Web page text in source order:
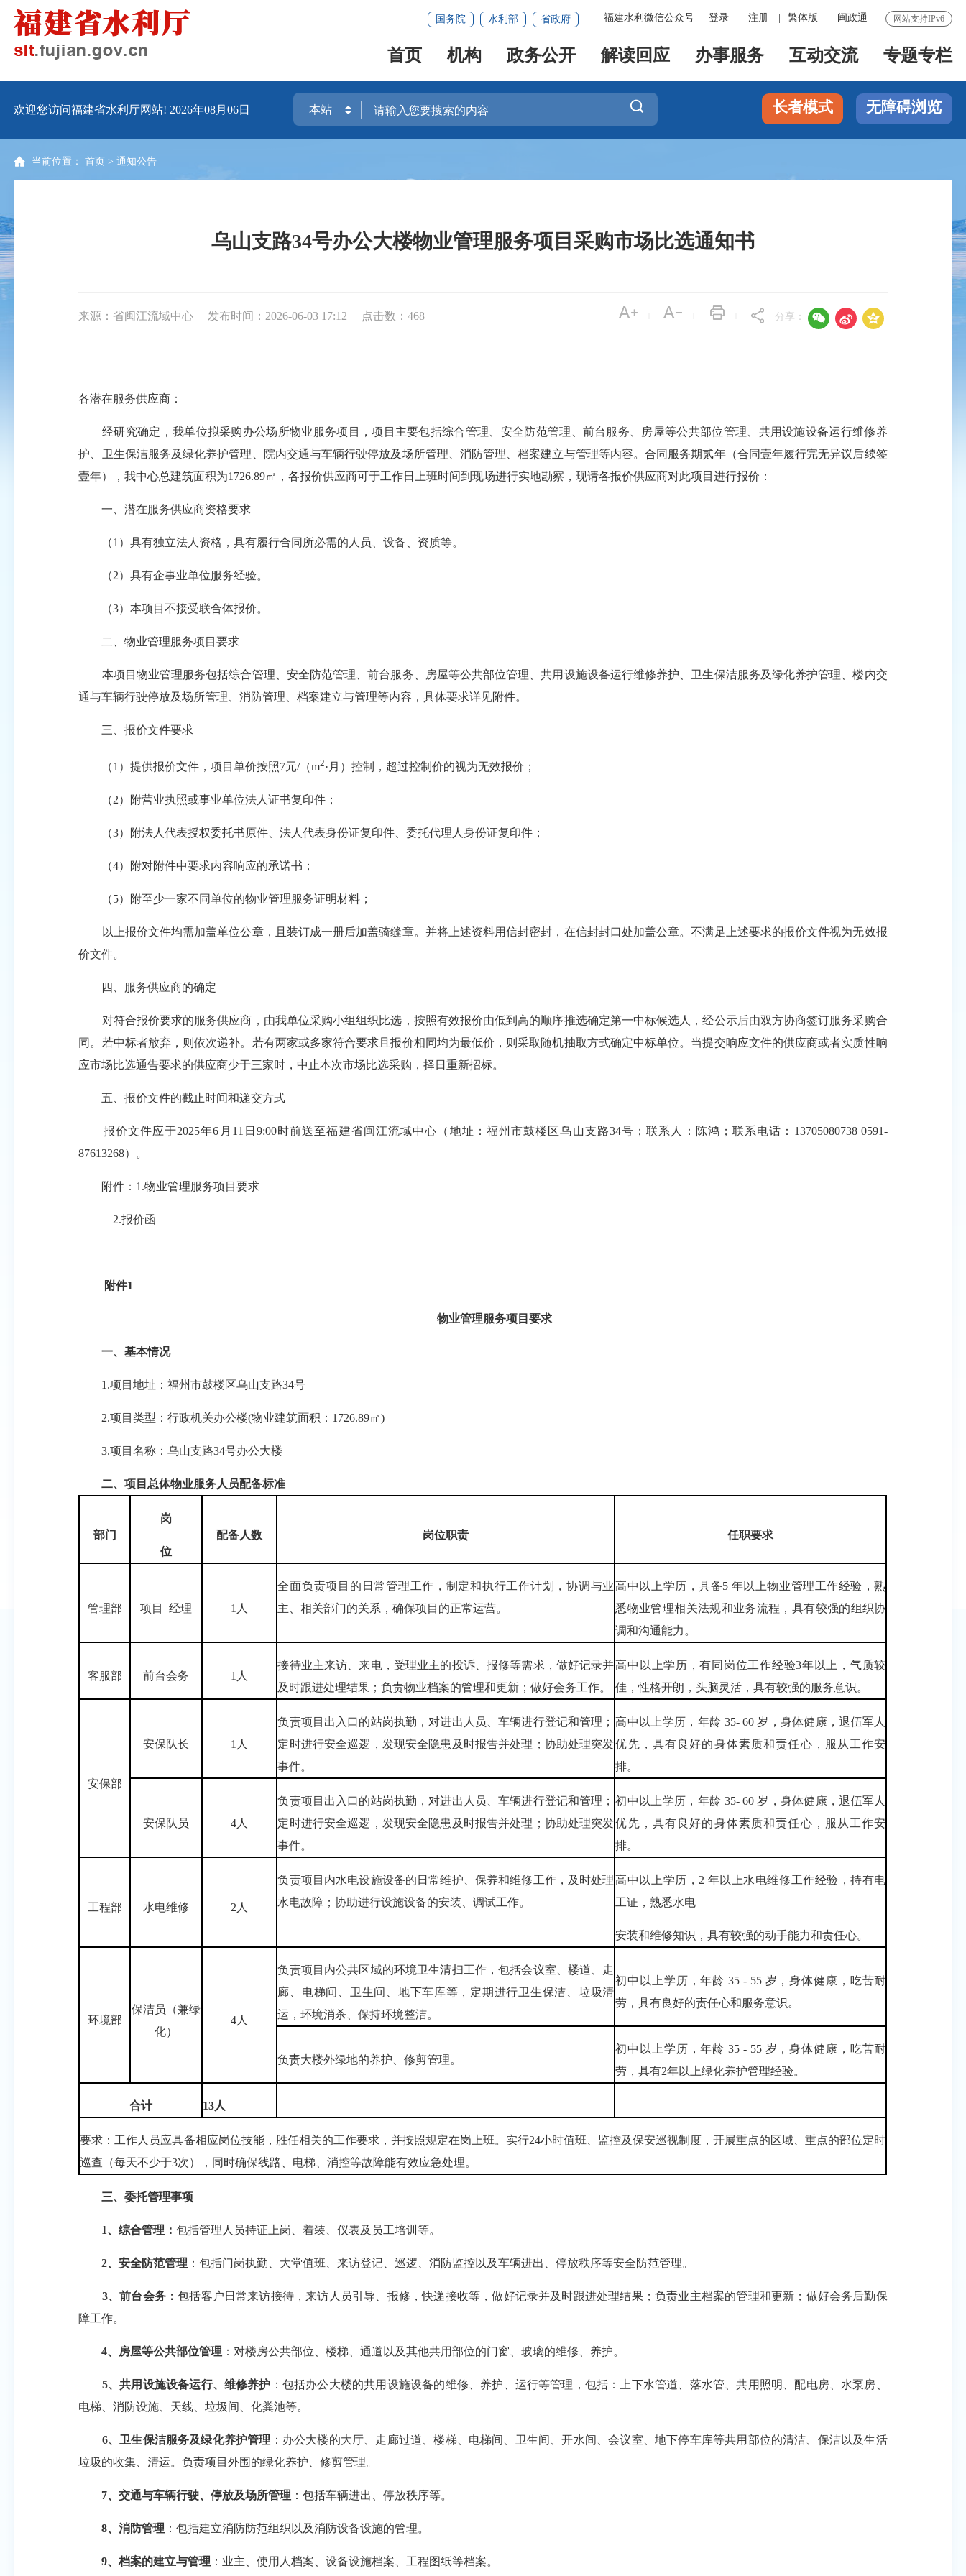
网站支持IPv6
福建水利微信公众号 登录 注册 繁体版 闽政通
国务院 水利部 省政府
首页 机构 政务公开 解读回应 办事服务 互动交流 专题专栏
欢迎您访问福建省水利厅网站! 2026年08月06日  长者模式 无障碍浏览
当前位置： 首页 >通知公告
乌山支路34号办公大楼物业管理服务项目采购市场比选通知书
来源：省闽江流域中心 发布时间：2026-06-03 17:12 点击数：468 分享：   
各潜在服务供应商：
经研究确定，我单位拟采购办公场所物业服务项目，项目主要包括综合管理、安全防范管理、前台服务、房屋等公共部位管理、共用设施设备运行维修养
护、卫生保洁服务及绿化养护管理、院内交通与车辆行驶停放及场所管理、消防管理、档案建立与管理等内容。合同服务期贰年（合同壹年履行完无异议后续签
壹年），我中心总建筑面积为1726.89㎡，各报价供应商可于工作日上班时间到现场进行实地勘察，现请各报价供应商对此项目进行报价：
一、潜在服务供应商资格要求
（1）具有独立法人资格，具有履行合同所必需的人员、设备、资质等。
（2）具有企事业单位服务经验。
（3）本项目不接受联合体报价。
二、物业管理服务项目要求
本项目物业管理服务包括综合管理、安全防范管理、前台服务、房屋等公共部位管理、共用设施设备运行维修养护、卫生保洁服务及绿化养护管理、楼内交
通与车辆行驶停放及场所管理、消防管理、档案建立与管理等内容，具体要求详见附件。
三、报价文件要求
（1）提供报价文件，项目单价按照7元/（m2·月）控制，超过控制价的视为无效报价；
（2）附营业执照或事业单位法人证书复印件；
（3）附法人代表授权委托书原件、法人代表身份证复印件、委托代理人身份证复印件；
（4）附对附件中要求内容响应的承诺书；
（5）附至少一家不同单位的物业管理服务证明材料；
以上报价文件均需加盖单位公章，且装订成一册后加盖骑缝章。并将上述资料用信封密封，在信封封口处加盖公章。不满足上述要求的报价文件视为无效报
价文件。
四、服务供应商的确定
对符合报价要求的服务供应商，由我单位采购小组组织比选，按照有效报价由低到高的顺序推选确定第一中标候选人，经公示后由双方协商签订服务采购合
同。若中标者放弃，则依次递补。若有两家或多家符合要求且报价相同均为最低价，则采取随机抽取方式确定中标单位。当提交响应文件的供应商或者实质性响
应市场比选通告要求的供应商少于三家时，中止本次市场比选采购，择日重新招标。
五、报价文件的截止时间和递交方式
报价文件应于2025年6月11日9:00时前送至福建省闽江流域中心（地址：福州市鼓楼区乌山支路34号；联系人：陈鸿；联系电话：13705080738 0591-
87613268）。
附件：1.物业管理服务项目要求
2.报价函
附件1
物业管理服务项目要求
一、基本情况
1.项目地址：福州市鼓楼区乌山支路34号
2.项目类型：行政机关办公楼(物业建筑面积：1726.89㎡)
3.项目名称：乌山支路34号办公大楼
二、项目总体物业服务人员配备标准
部门
岗
位
配备人数 岗位职责 任职要求
管理部 项目 经理 1人
全面负责项目的日常管理工作，制定和执行工作计划，协调与业
主、相关部门的关系，确保项目的正常运营。
高中以上学历，具备5 年以上物业管理工作经验，熟
悉物业管理相关法规和业务流程，具有较强的组织协
调和沟通能力。
客服部 前台会务 1人
接待业主来访、来电，受理业主的投诉、报修等需求，做好记录并
及时跟进处理结果；负责物业档案的管理和更新；做好会务工作。
高中以上学历，有同岗位工作经验3年以上，气质较
佳，性格开朗，头脑灵活，具有较强的服务意识。
安保部
安保队长 1人
负责项目出入口的站岗执勤，对进出人员、车辆进行登记和管理；
定时进行安全巡逻，发现安全隐患及时报告并处理；协助处理突发
事件。
高中以上学历，年龄 35- 60 岁，身体健康，退伍军人
优先，具有良好的身体素质和责任心，服从工作安
排。
安保队员 4人
负责项目出入口的站岗执勤，对进出人员、车辆进行登记和管理；
定时进行安全巡逻，发现安全隐患及时报告并处理；协助处理突发
事件。
初中以上学历，年龄 35- 60 岁，身体健康，退伍军人
优先，具有良好的身体素质和责任心，服从工作安
排。
工程部 水电维修 2人
负责项目内水电设施设备的日常维护、保养和维修工作，及时处理
水电故障；协助进行设施设备的安装、调试工作。
高中以上学历，2 年以上水电维修工作经验，持有电
工证，熟悉水电
安装和维修知识，具有较强的动手能力和责任心。
环境部
保洁员（兼绿
化）
4人
负责项目内公共区域的环境卫生清扫工作，包括会议室、楼道、走
廊、电梯间、卫生间、地下车库等，定期进行卫生保洁、垃圾清
运，环境消杀、保持环境整洁。
初中以上学历，年龄 35 - 55 岁，身体健康，吃苦耐
劳，具有良好的责任心和服务意识。
负责大楼外绿地的养护、修剪管理。
初中以上学历，年龄 35 - 55 岁，身体健康，吃苦耐
劳，具有2年以上绿化养护管理经验。
合计 13人
要求：工作人员应具备相应岗位技能，胜任相关的工作要求，并按照规定在岗上班。实行24小时值班、监控及保安巡视制度，开展重点的区域、重点的部位定时
巡查（每天不少于3次），同时确保线路、电梯、消控等故障能有效应急处理。
三、委托管理事项
1、综合管理：包括管理人员持证上岗、着装、仪表及员工培训等。
2、安全防范管理 ：包括门岗执勤、大堂值班、来访登记、巡逻、消防监控以及车辆进出、停放秩序等安全防范管理。
3、前台会务：包括客户日常来访接待，来访人员引导、报修，快递接收等，做好记录并及时跟进处理结果；负责业主档案的管理和更新；做好会务后勤保
障工作。
4、房屋等公共部位管理 ：对楼房公共部位、楼梯、通道以及其他共用部位的门窗、玻璃的维修、养护。
5、共用 设施设备运行、维修养护 ：包括办公大楼的共用设施设备的维修、养护、运行等管理，包括：上下水管道、落水管、共用照明、配电房、水泵房、
电梯、消防设施、天线、垃圾间、化粪池等。
6、卫生保洁服务及绿化养护管理 ：办公大楼的大厅、走廊过道、楼梯、电梯间、卫生间、开水间、会议室、地下停车库等共用部位的清洁、保洁以及生活
垃圾的收集、清运。负责项目外围的绿化养护、修剪管理。
7、交通与车辆行驶、停放及场所管理 ：包括车辆进出、停放秩序等。
8、消防管理 ：包括建立消防防范组织以及消防设备设施的管理。
9、档案的建立与管理 ：业主、使用人档案、设备设施档案、工程图纸等档案。